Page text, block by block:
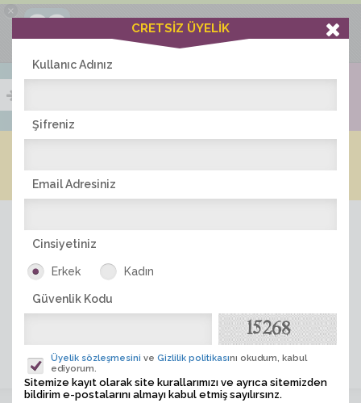
×
Ciddiask Uygulaması
+1 Hafta Gold Üyelik Kazan
Bedava - com.ciddi.ask
İNDİR
ÜYE ARA
CRETSİZ ÜYELİK
Kullanıc Adınız
Şifreniz
Email Adresiniz
Cinsiyetiniz
Erkek Kadın
Güvenlik Kodu
Üyelik sözleşmesini ve Gizlilik politikasını okudum, kabul
ediyorum.
Sitemize kayıt olarak site kurallarımızı ve ayrıca sitemizden
bildirim e-postalarını almayı kabul etmiş sayılırsınz.